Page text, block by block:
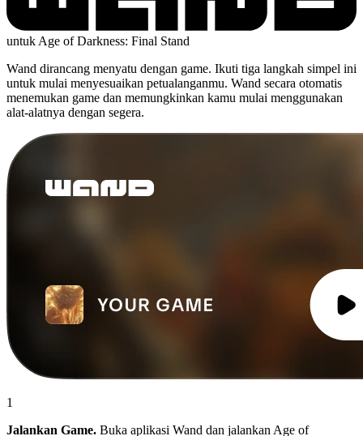
untuk Age of Darkness: Final Stand
Wand dirancang menyatu dengan game. Ikuti tiga langkah simpel ini
untuk mulai menyesuaikan petualanganmu. Wand secara otomatis
menemukan game dan memungkinkan kamu mulai menggunakan
alat-alatnya dengan segera.
1
Jalankan Game. Buka aplikasi Wand dan jalankan Age of